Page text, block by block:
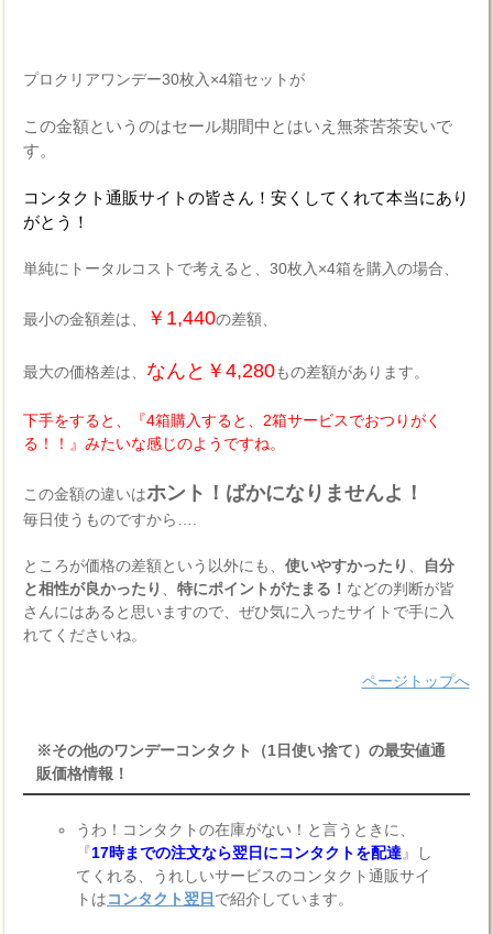
プロクリアワンデー30枚入×4箱セットが
この金額というのはセール期間中とはいえ無茶苦茶安いで
す。
コンタクト通販サイトの皆さん！安くしてくれて本当にあり
がとう！
単純にトータルコストで考えると、30枚入×4箱を購入の場合、
最小の金額差は、 ￥1,440の差額、
最大の価格差は、 なんと￥4,280もの差額があります。
下手をすると、『4箱購入すると、2箱サービスでおつりがく
る！！』みたいな感じのようですね。
この金額の違いはホント！ばかになりませんよ！
毎日使うものですから….
ところが価格の差額という以外にも、使いやすかったり
自分
と相性が良かったり
、特にポイントがたまる！ などの判断が皆
さんにはあると思いますので、ぜひ気に入ったサイトで手に入
れてくださいね。
ページトップへ
※その他のワンデーコンタクト（1日使い捨て）の最安値通
販価格情報！
うわ！コンタクトの在庫がない！と言うときに、
『17時までの注文なら翌日にコンタクトを配達』し
てくれる、うれしいサービスのコンタクト通販サイ
トはコンタクト翌日 で紹介しています。